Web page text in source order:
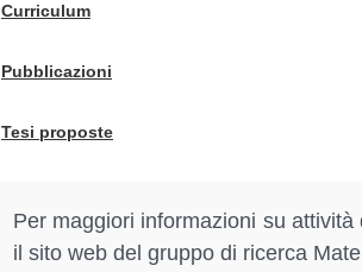
Curriculum
Pubblicazioni
Tesi proposte
Per maggiori informazioni su
il sito web del gruppo di ricerca